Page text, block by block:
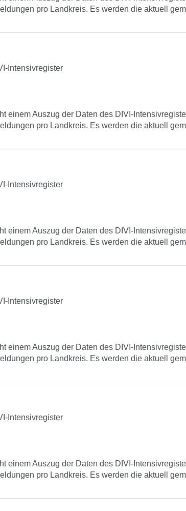
pro Landkreis. Es werden die aktuell
Intensivregister
einem Auszug der Daten des DIVI-
pro Landkreis. Es werden die aktuell
Intensivregister
einem Auszug der Daten des DIVI-
pro Landkreis. Es werden die aktuell
Intensivregister
einem Auszug der Daten des DIVI-
pro Landkreis. Es werden die aktuell
Intensivregister
einem Auszug der Daten des DIVI-
pro Landkreis. Es werden die aktuell